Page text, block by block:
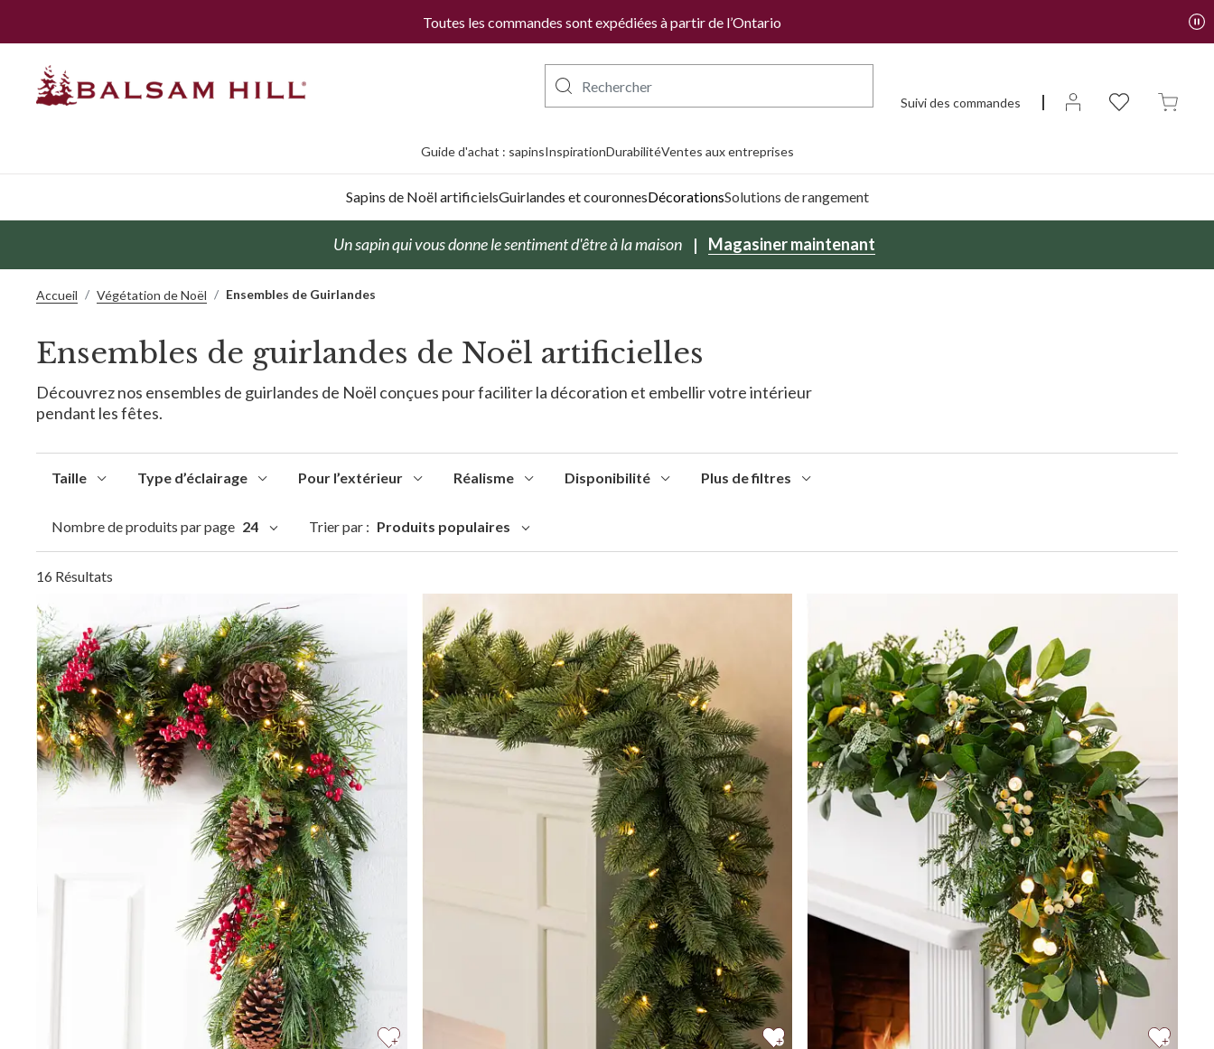
Toutes les commandes sont expédiées à partir de l’Ontario
Suivi des commandes
Guide d'achat : sapinsInspirationDurabilitéVentes aux entreprises
Sapins de Noël artificielsGuirlandes et couronnesDécorationsSolutions de rangement
Un sapin qui vous donne le sentiment d'être à la maison Magasiner maintenant
Accueil Végétation de Noël Ensembles de Guirlandes
Ensembles de guirlandes de Noël artificielles
Découvrez nos ensembles de guirlandes de Noël conçues pour faciliter la décoration et embellir votre intérieur
pendant les fêtes.
Taille Type d’éclairage Pour l’extérieur Réalisme Disponibilité Plus de filtres
Nombre de produits par page 24 Trier par : Produits populaires
16 Résultats